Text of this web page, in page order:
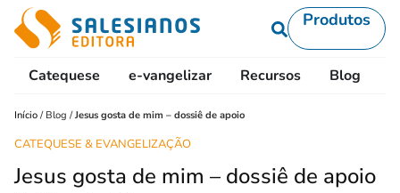
Produtos
Catequese e-vangelizar Recursos Blog
Início / Blog /Jesus gosta de mim – dossiê de apoio
CATEQUESE & EVANGELIZAÇÃO
Jesus gosta de mim – dossiê de apoio